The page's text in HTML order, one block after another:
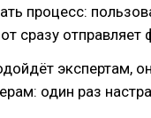
процесс:
сразу отправляет
экспертам,
один раз